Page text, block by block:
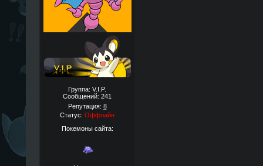
Группа: V.I.P.
Сообщений: 241
Репутация: 8
Статус: Оффлайн
Покемоны сайта: